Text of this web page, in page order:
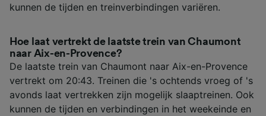
kunnen de tijden en treinverbindingen variëren.
Hoe laat vertrekt de laatste trein van Chaumont
naar Aix-en-Provence?
De laatste trein van Chaumont naar Aix-en-Provence
vertrekt om 20:43. Treinen die 's ochtends vroeg of 's
avonds laat vertrekken zijn mogelijk slaaptreinen. Ook
kunnen de tijden en verbindingen in het weekeinde en